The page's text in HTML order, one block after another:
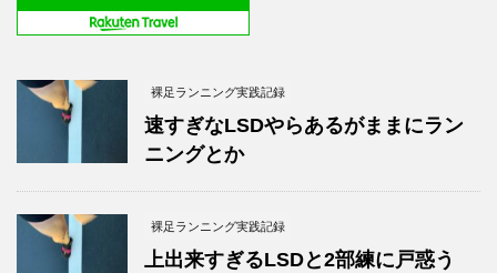
裸足ランニング実践記録
速すぎなLSDやらあるがままにラン
ニングとか
裸足ランニング実践記録
上出来すぎるLSDと2部練に戸惑う